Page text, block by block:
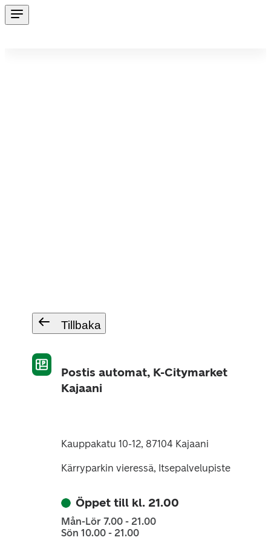
Tillbaka
Postis automat, K-Citymarket
Kajaani
Kauppakatu 10-12, 87104 Kajaani
Kärryparkin vieressä, Itsepalvelupiste
Öppet till kl. 21.00
Mån-Lör 7.00 - 21.00
Sön 10.00 - 21.00